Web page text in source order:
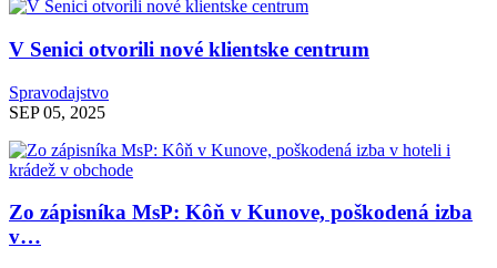
V Senici otvorili nové klientske centrum
Spravodajstvo
SEP 05, 2025
Zo zápisníka MsP: Kôň v Kunove, poškodená izba
v…